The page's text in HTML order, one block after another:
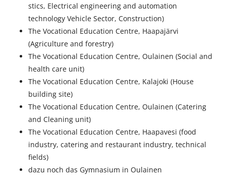
stics, Electrical engineering and automation
technology Vehicle Sector, Construction)
The Vocational Education Centre, Haapajärvi
(Agriculture and forestry)
The Vocational Education Centre, Oulainen (Social and
health care unit)
The Vocational Education Centre, Kalajoki (House
building site)
The Vocational Education Centre, Oulainen (Catering
and Cleaning unit)
The Vocational Education Centre, Haapavesi (food
industry, catering and restaurant industry, technical
fields)
dazu noch das Gymnasium in Oulainen